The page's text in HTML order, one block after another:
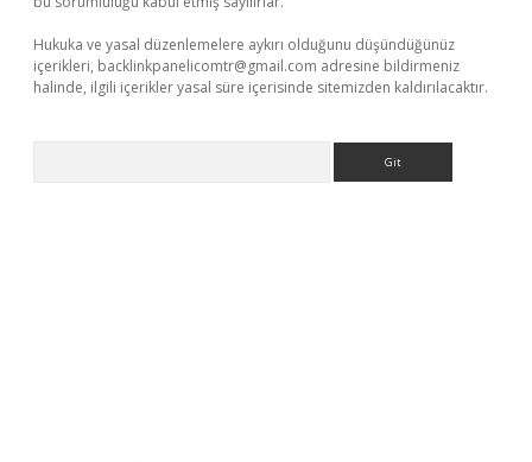
Hukuka ve yasal düzenlemelere aykırı olduğunu düşündüğünüz
içerikleri, backlinkpanelicomtr@gmail.com adresine bildirmeniz
halinde, ilgili içerikler yasal süre içerisinde sitemizden kaldırılacaktır.